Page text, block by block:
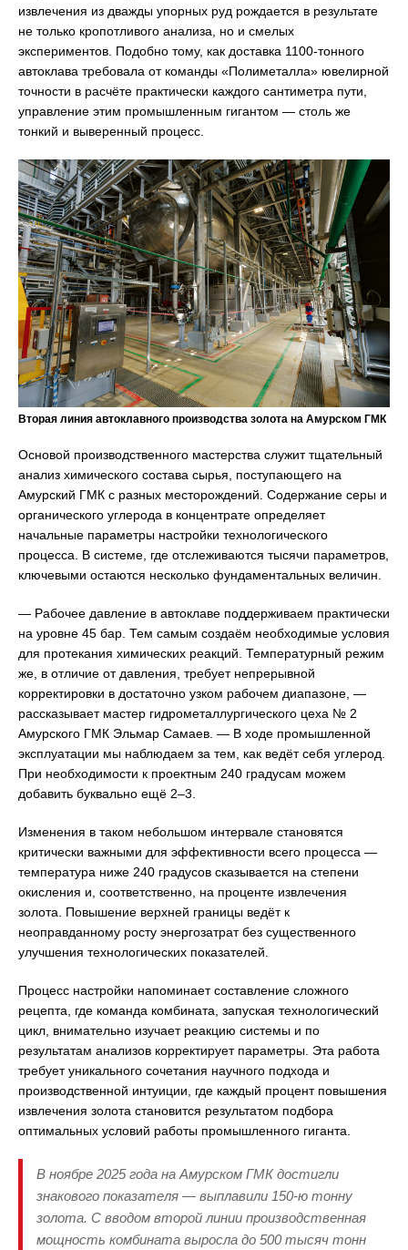
извлечения из дважды упорных руд рождается в результате
не только кропотливого анализа, но и смелых
экспериментов. Подобно тому, как доставка 1100-тонного
автоклава требовала от команды «Полиметалла» ювелирной
точности в расчёте практически каждого сантиметра пути,
управление этим промышленным гигантом — столь же
тонкий и выверенный процесс.
Вторая линия автоклавного производства золота на Амурском ГМК
Основой производственного мастерства служит тщательный
анализ химического состава сырья, поступающего на
Амурский ГМК с разных месторождений. Содержание серы и
органического углерода в концентрате определяет
начальные параметры настройки технологического
процесса. В системе, где отслеживаются тысячи параметров,
ключевыми остаются несколько фундаментальных величин.
— Рабочее давление в автоклаве поддерживаем практически
на уровне 45 бар. Тем самым создаём необходимые условия
для протекания химических реакций. Температурный режим
же, в отличие от давления, требует непрерывной
корректировки в достаточно узком рабочем диапазоне, —
рассказывает мастер гидрометаллургического цеха № 2
Амурского ГМК Эльмар Самаев. — В ходе промышленной
эксплуатации мы наблюдаем за тем, как ведёт себя углерод.
При необходимости к проектным 240 градусам можем
добавить буквально ещё 2–3.
Изменения в таком небольшом интервале становятся
критически важными для эффективности всего процесса —
температура ниже 240 градусов сказывается на степени
окисления и, соответственно, на проценте извлечения
золота. Повышение верхней границы ведёт к
неоправданному росту энергозатрат без существенного
улучшения технологических показателей.
Процесс настройки напоминает составление сложного
рецепта, где команда комбината, запуская технологический
цикл, внимательно изучает реакцию системы и по
результатам анализов корректирует параметры. Эта работа
требует уникального сочетания научного подхода и
производственной интуиции, где каждый процент повышения
извлечения золота становится результатом подбора
оптимальных условий работы промышленного гиганта.
В ноябре 2025 года на Амурском ГМК достигли
знакового показателя — выплавили 150-ю тонну
золота. С вводом второй линии производственная
мощность комбината выросла до 500 тысяч тонн